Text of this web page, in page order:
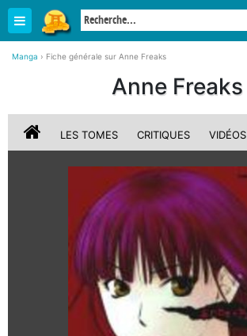
Manga › Fiche générale sur Anne Freaks
Anne Freaks
LES TOMES CRITIQUES VIDÉOS